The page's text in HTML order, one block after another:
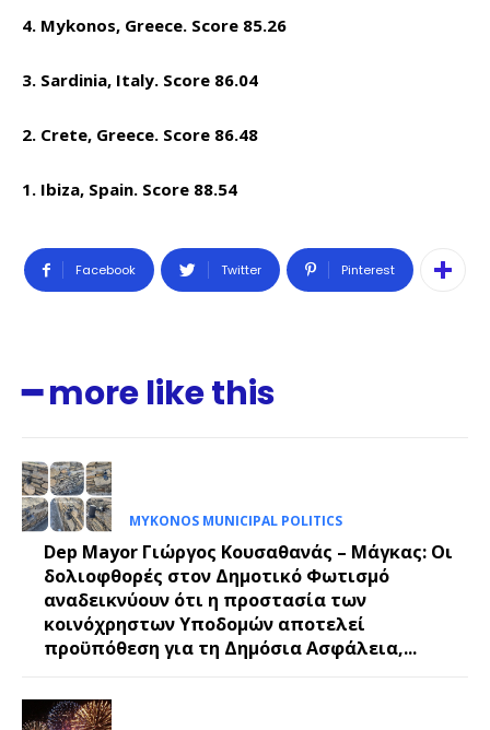
4. Mykonos, Greece. Score 85.26
3. Sardinia, Italy. Score 86.04
2. Crete, Greece. Score 86.48
1. Ibiza, Spain. Score 88.54
Facebook Twitter Pinterest
━ more like this
MYKONOS MUNICIPAL POLITICS
Dep Mayor Γιώργος Κουσαθανάς – Μάγκας: Οι
δολιοφθορές στον Δημοτικό Φωτισμό
αναδεικνύουν ότι η προστασία των
κοινόχρηστων Υποδομών αποτελεί
προϋπόθεση για τη Δημόσια Ασφάλεια,...